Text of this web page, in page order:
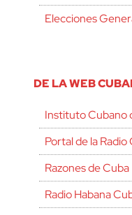
Elecciones
DE LA WEB
Instituto Cubano
Portal de la Radio
Razones de Cuba
Radio Habana